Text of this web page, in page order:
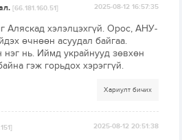
[66.181.160.51] 2025-08-12 16:57:35
Аляскад хэлэлцэхгүй. Орос, АНУ-
өчнөөн асуудал байгаа.
нэг нь. Иймд украйнууд зөвхөн
гэж горьдох хэрэггүй.
Хариулт бичих
2025-08-12 20:51:38